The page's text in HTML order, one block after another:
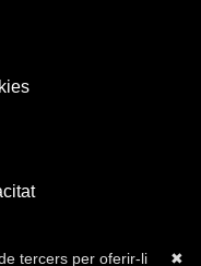
✖
tercers per oferir-li